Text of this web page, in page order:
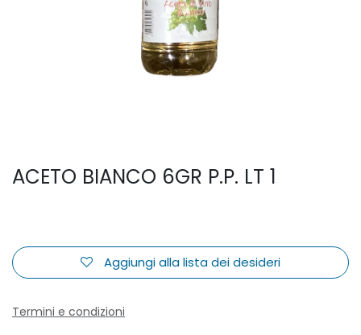
ACETO BIANCO 6GR P.P. LT 1
Aggiungi alla lista dei desideri
Termini e condizioni